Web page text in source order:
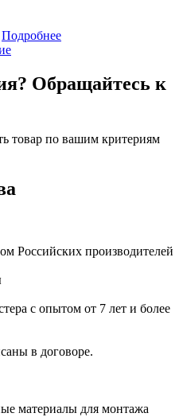
Подробнее
Обращайтесь к
товар по вашим критериям
Российских производителей
с опытом от 7 лет и более
в договоре.
материалы для монтажа